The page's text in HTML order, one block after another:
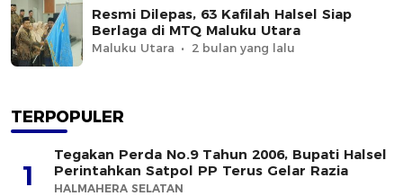
Resmi Dilepas, 63 Kafilah Halsel Siap
Berlaga di MTQ Maluku Utara
Maluku Utara 2 bulan yang lalu
TERPOPULER
1
Tegakan Perda No.9 Tahun 2006, Bupati Halsel
Perintahkan Satpol PP Terus Gelar Razia
HALMAHERA SELATAN